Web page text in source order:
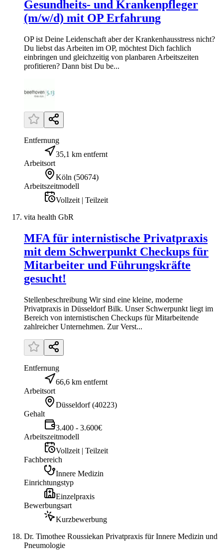
Gesundheits- und Krankenpfleger
(m/w/d) mit OP Erfahrung
OP ist Deine Leidenschaft aber der Krankenhausstress nicht?
Du liebst das Arbeiten im OP, möchtest Dich fachlich
einbringen und gleichzeitig von planbaren Arbeitszeiten
profitieren? Dann bist Du be...
Entfernung
35,1 km entfernt
Arbeitsort
Köln (50674)
Arbeitszeitmodell
Vollzeit | Teilzeit
vita health GbR
MFA für internistische Privatpraxis
mit dem Schwerpunkt Checkups für
Mitarbeiter und Führungskräfte
gesucht!
Stellenbeschreibung Wir sind eine kleine, moderne
Privatpraxis in Düsseldorf Bilk. Unser Schwerpunkt liegt im
Bereich von internistischen Checkups für Mitarbeitende
zahlreicher Unternehmen. Zur Verst...
Entfernung
66,6 km entfernt
Arbeitsort
Düsseldorf (40223)
Gehalt
3.400 - 3.600€
Arbeitszeitmodell
Vollzeit | Teilzeit
Fachbereich
Innere Medizin
Einrichtungstyp
Einzelpraxis
Bewerbungsart
Kurzbewerbung
Dr. Timothee Roussiekan Privatpraxis für Innere Medizin und
Pneumologie